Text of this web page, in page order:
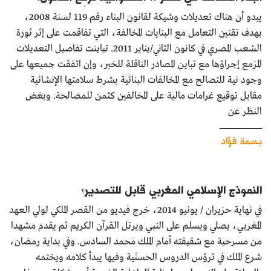
يبدو أن هناك تعديلات وشيكة لقانون البناء رقم 119 لسنة 2008،
بهدف تقنين التعامل مع البنايات المخالفة، التي تفاقمت على إثر ثورة
الشعب المصري في كانون الثاني/يناير 2011. تباينت تفاصيل التعديلات
المزمع إجراؤها مع تباين المصادر الناقلة للخبر، وإن اتفقت جميعها على
وجود نية للتصالح مع المخالفات البنائية بشرط سلامتها الإنشائية
مقابل توقيع غرامات مالية على المخالفين كثمن للمصالحة. وبغض
النظر عن
بسمة فؤاد
النموذج الإسلامي المغربي قابل للتصدير؟
في نهاية حزيران / يونيو 2014، خرج فيديو من القصر الملكي لولي العهد
المغربي، يصلي ويسلم على النبي ويرتل القرآن الكريم ثم يقدم مشهدا
من مسرحية مع شقيقته أمام الملك محمد السادس. وفي بداية رمضان،
شرع الملك في ترؤس الدروس الحسنَية وفيها يبدأ كلامه ويختمه